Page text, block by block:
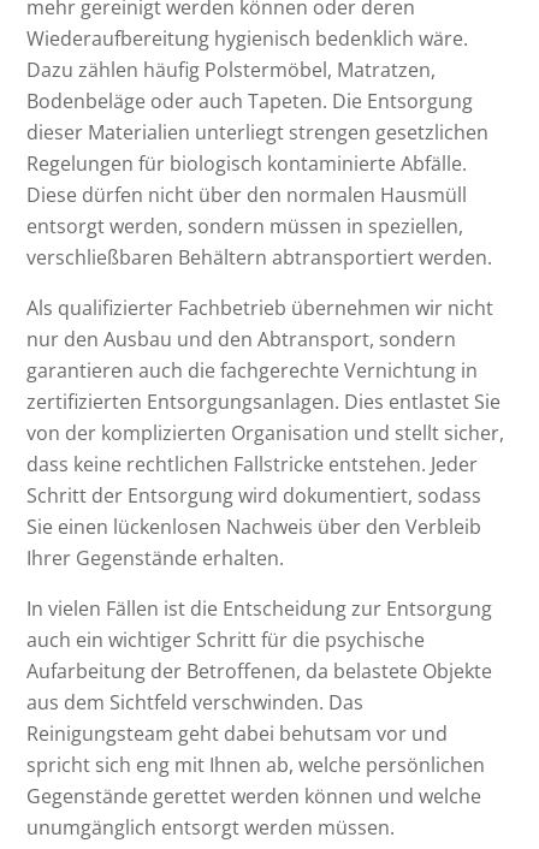
mehr gereinigt werden können oder deren
Wiederaufbereitung hygienisch bedenklich wäre.
Dazu zählen häufig Polstermöbel, Matratzen,
Bodenbeläge oder auch Tapeten. Die Entsorgung
dieser Materialien unterliegt strengen gesetzlichen
Regelungen für biologisch kontaminierte Abfälle.
Diese dürfen nicht über den normalen Hausmüll
entsorgt werden, sondern müssen in speziellen,
verschließbaren Behältern abtransportiert werden.
Als qualifizierter Fachbetrieb übernehmen wir nicht
nur den Ausbau und den Abtransport, sondern
garantieren auch die fachgerechte Vernichtung in
zertifizierten Entsorgungsanlagen. Dies entlastet Sie
von der komplizierten Organisation und stellt sicher,
dass keine rechtlichen Fallstricke entstehen. Jeder
Schritt der Entsorgung wird dokumentiert, sodass
Sie einen lückenlosen Nachweis über den Verbleib
Ihrer Gegenstände erhalten.
In vielen Fällen ist die Entscheidung zur Entsorgung
auch ein wichtiger Schritt für die psychische
Aufarbeitung der Betroffenen, da belastete Objekte
aus dem Sichtfeld verschwinden. Das
Reinigungsteam geht dabei behutsam vor und
spricht sich eng mit Ihnen ab, welche persönlichen
Gegenstände gerettet werden können und welche
unumgänglich entsorgt werden müssen.